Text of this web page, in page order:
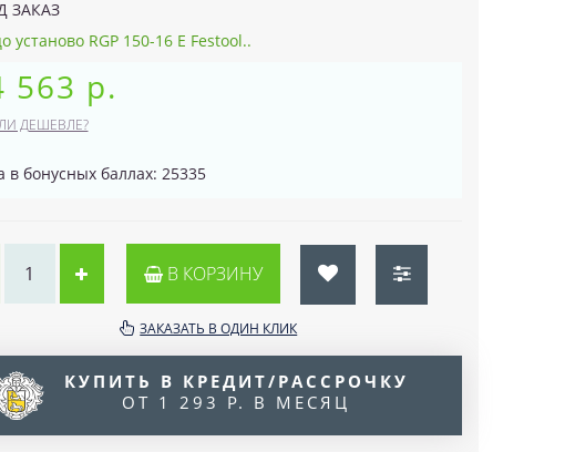
ЗАКАЗ
установо RGP 150-16 E Festool..
563 р.
ДЕШЕВЛЕ?
в бонусных баллах: 25335
В КОРЗИНУ
ЗАКАЗАТЬ В ОДИН КЛИК
КУПИТЬ В КРЕДИТ/РАССРОЧКУ
ОТ 1 293 Р. В МЕСЯЦ